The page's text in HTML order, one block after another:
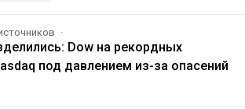
Dow на рекордных
под давлением из-за опасений